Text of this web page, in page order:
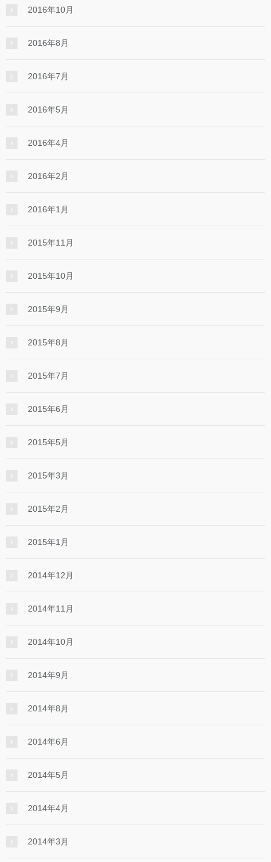
2016年10月
2016年8月
2016年7月
2016年5月
2016年4月
2016年2月
2016年1月
2015年11月
2015年10月
2015年9月
2015年8月
2015年7月
2015年6月
2015年5月
2015年3月
2015年2月
2015年1月
2014年12月
2014年11月
2014年10月
2014年9月
2014年8月
2014年6月
2014年5月
2014年4月
2014年3月